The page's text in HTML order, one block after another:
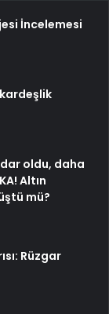
İncelemesi
kardeşlik
oldu, daha
Altın
mü?
Rüzgar